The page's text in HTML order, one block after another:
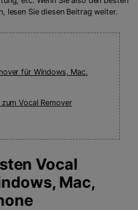
lesen Sie diesen Beitrag weiter.
für Windows, Mac,
Vocal Remover
Vocal
Mac,